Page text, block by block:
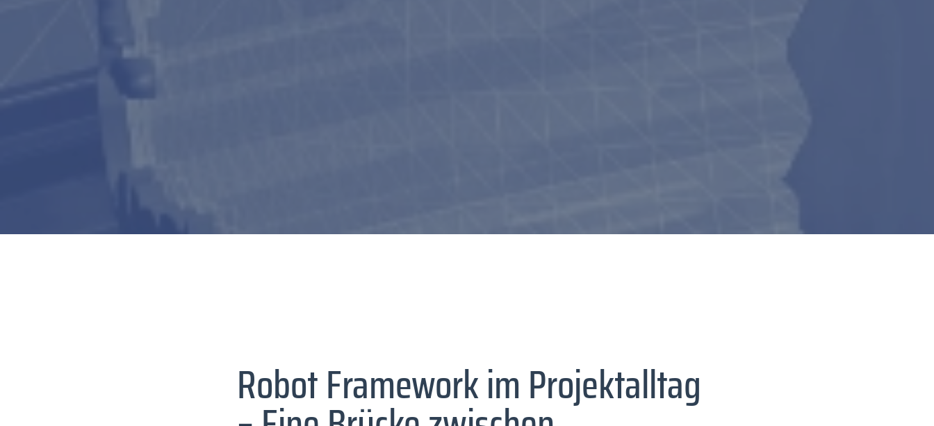
Robot Framework im Projektalltag